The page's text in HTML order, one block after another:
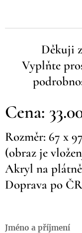
Děkuji
Vyplňte
Cena:
Rozměr: 67 x
(obraz je
Akryl na plátně
Doprava po
Jméno a příjmení